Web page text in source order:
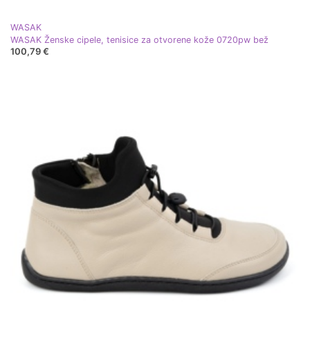
WASAK
WASAK Ženske cipele, tenisice za otvorene kože 0720pw bež
100,79 €